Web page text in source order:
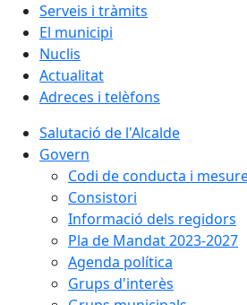
Serveis i tràmits
El municipi
Nuclis
Actualitat
Adreces i telèfons
Salutació de l'Alcalde
Govern
Codi de conducta i
Consistori
Informació dels regidors
Pla de Mandat 2023-2027
Agenda política
Grups d'interès